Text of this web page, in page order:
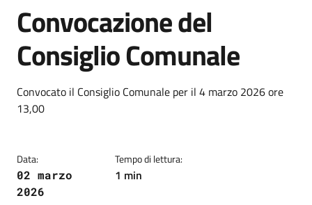
Convocazione del
Consiglio Comunale
Dettagli della notizia
Convocato il Consiglio Comunale per il 4 marzo 2026 ore
13,00
Data:
02 marzo
2026
Tempo di lettura:
1 min